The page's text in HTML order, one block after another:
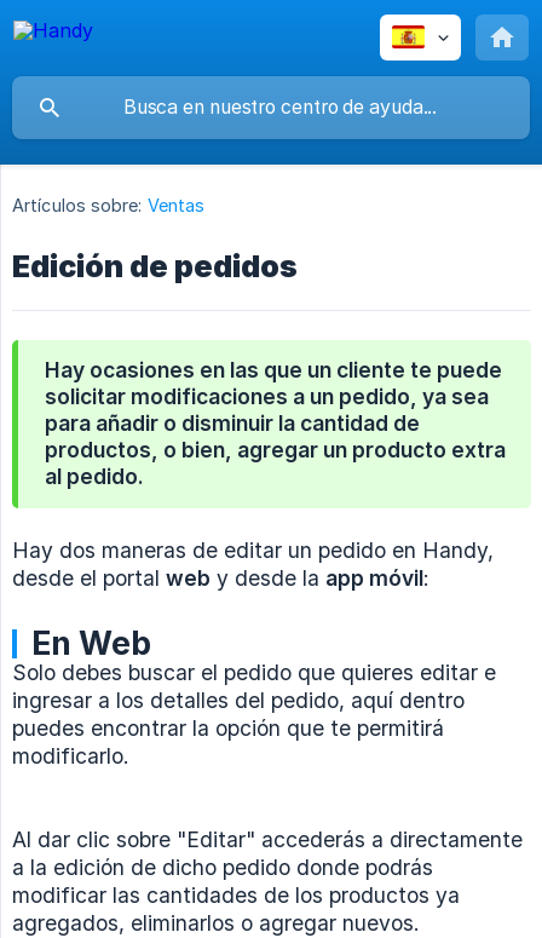
Artículos sobre: Ventas
Edición de pedidos
Hay ocasiones en las que un cliente te puede
solicitar modificaciones a un pedido, ya sea
para añadir o disminuir la cantidad de
productos, o bien, agregar un producto extra
al pedido.
Hay dos maneras de editar un pedido en Handy,
desde el portal web y desde la app móvil:
En Web
Solo debes buscar el pedido que quieres editar e
ingresar a los detalles del pedido, aquí dentro
puedes encontrar la opción que te permitirá
modificarlo.
Al dar clic sobre "Editar" accederás a directamente
a la edición de dicho pedido donde podrás
modificar las cantidades de los productos ya
agregados, eliminarlos o agregar nuevos.